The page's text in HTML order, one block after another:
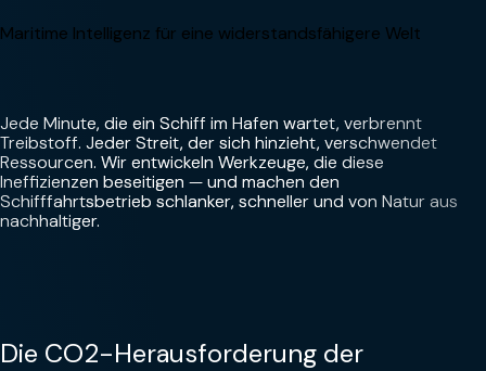
Maritime Intelligenz für eine widerstandsfähigere Welt
Jede Minute, die ein Schiff im Hafen wartet, verbrennt
Treibstoff. Jeder Streit, der sich hinzieht, verschwendet
Ressourcen. Wir entwickeln Werkzeuge, die diese
Ineffizienzen beseitigen — und machen den
Schifffahrtsbetrieb schlanker, schneller und von Natur aus
nachhaltiger.
Die CO2-Herausforderung der